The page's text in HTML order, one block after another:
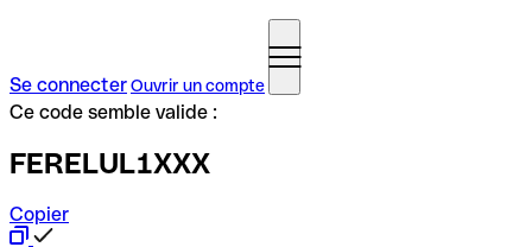
Se connecterOuvrir un compte
Ce code semble valide :
FERELUL1XXX
Copier